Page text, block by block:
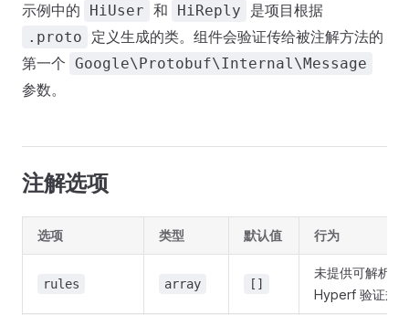
示例中的 HiUser 和 HiReply 是项目根据
.proto
定义生成的类。组件会验证传给被注解方法的
第一个 Google\Protobuf\Internal\Message
参数。
注解选项
选项 类型 默认值 行为
rules array []
未提供可解析的
Hyperf 验证规